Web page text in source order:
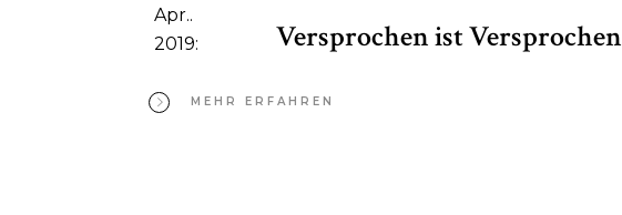
Apr..
2019:
Versprochen ist Versprochen
MEHR ERFAHREN